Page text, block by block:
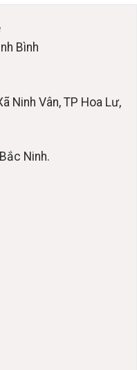
Bình
Ninh Vân, TP Hoa Lư,
Ninh.